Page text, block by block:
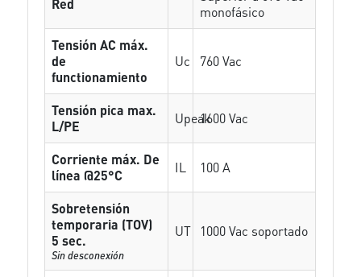
Red
monofásico
Tensión AC máx.
de
functionamiento
Uc 760 Vac
Tensión pica max.
L/PE
Upeak1600 Vac
Corriente máx. De
línea @25°C
IL 100 A
Sobretensión
temporaria (TOV)
5 sec.
Sin desconexión
UT 1000 Vac soportado